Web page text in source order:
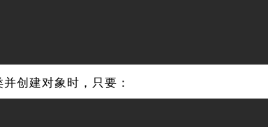
创建对象时，只要：